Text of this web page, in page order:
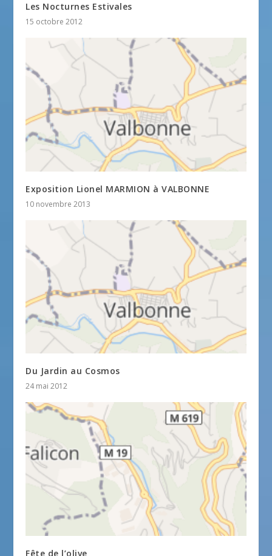
Les Nocturnes Estivales
15 octobre 2012
Exposition Lionel MARMION à VALBONNE
10 novembre 2013
Du Jardin au Cosmos
24 mai 2012
Fête de l’olive